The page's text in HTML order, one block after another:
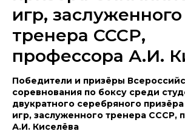
игр, заслуженного
тренера СССР,
профессора А.И.
Победители и призёры
соревнования по боксу среди
двукратного серебряного
игр, заслуженного тренера СССР,
А.И. Киселёва